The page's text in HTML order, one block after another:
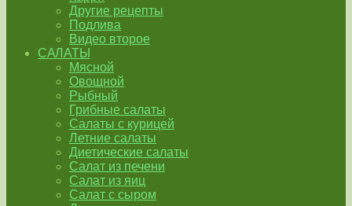
Другие рецепты
Подлива
Видео второе
САЛАТЫ
Мясной
Овощной
Рыбный
Грибные салаты
Салаты с курицей
Летние салаты
Диетические салаты
Салат из печени
Салат из яиц
Салат с сыром